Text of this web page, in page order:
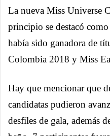
La nueva Miss Universe
principio se destacó
había sido ganadora de
Colombia 2018 y Miss
Hay que mencionar que
candidatas pudieron
desfiles de gala, además